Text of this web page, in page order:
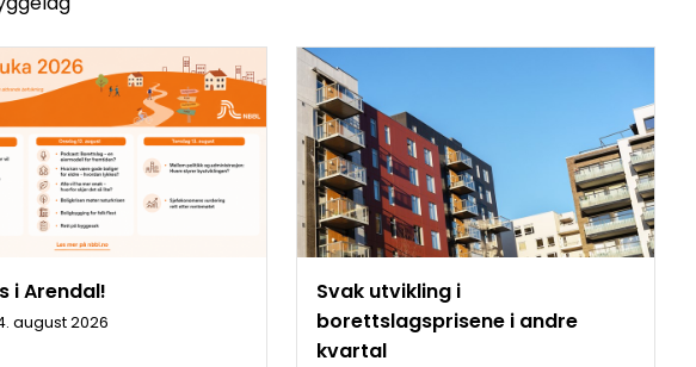
i Arendal!
august 2026
Svak utvikling i
borettslagsprisene i andre
kvartal